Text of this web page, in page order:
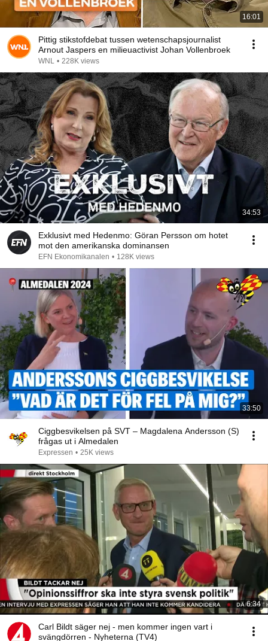
16:01
Pittig stikstofdebat tussen wetenschapsjournalist
Arnout Jaspers en milieuactivist Johan Vollenbroek
WNL • 228K views
34:53
Exklusivt med Hedenmo: Göran Persson om hotet
mot den amerikanska dominansen
EFN Ekonomikanalen • 128K views
33:50
Ciggbesvikelsen på SVT – Magdalena Andersson (S)
frågas ut i Almedalen
Expressen • 25K views
6:34
Carl Bildt säger nej - men kommer ingen vart i
svängdörren - Nyheterna (TV4)